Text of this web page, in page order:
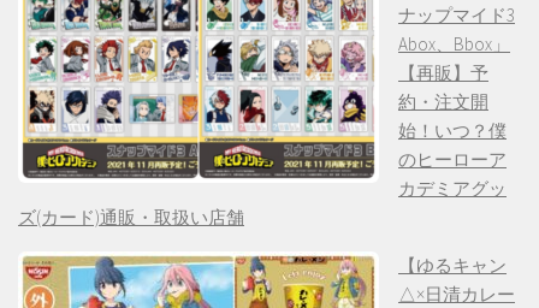
ナップマイド3
Abox、Bbox」
【再販】予
約・注文開
始！いつ？僕
のヒーローア
カデミアグッ
ズ(カード)通販・取扱い店舗
【ゆるキャン
△×日清カレー